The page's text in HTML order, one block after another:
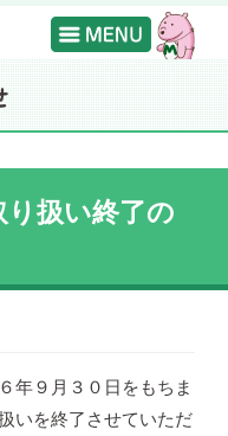
扱い終了の
年９月３０日をもちま
いを終了させていただ